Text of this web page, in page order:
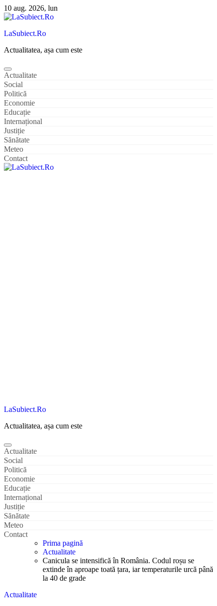
Sari
la
10 aug. 2026, lun
LaSubiect.Ro
Actualitatea, așa cum este
Actualitate
Social
Politică
Economie
Educație
Internațional
Justiție
Sănătate
Meteo
Contact
LaSubiect.Ro
Actualitatea, așa cum este
Actualitate
Social
Politică
Economie
Educație
Internațional
Justiție
Sănătate
Meteo
Contact
Prima pagină
Actualitate
Canicula se intensifică în România. Codul roșu se
extinde în aproape toată țara, iar temperaturile urcă până
la 40 de grade
Actualitate